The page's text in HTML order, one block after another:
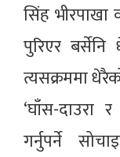
सिंह
पुरिएर
त्यसक्रममा
‘घाँस-दाउरा
गर्नुपर्ने